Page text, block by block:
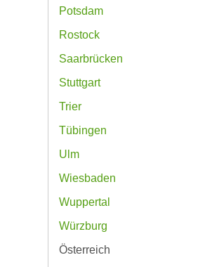
Potsdam
Rostock
Saarbrücken
Stuttgart
Trier
Tübingen
Ulm
Wiesbaden
Wuppertal
Würzburg
Österreich